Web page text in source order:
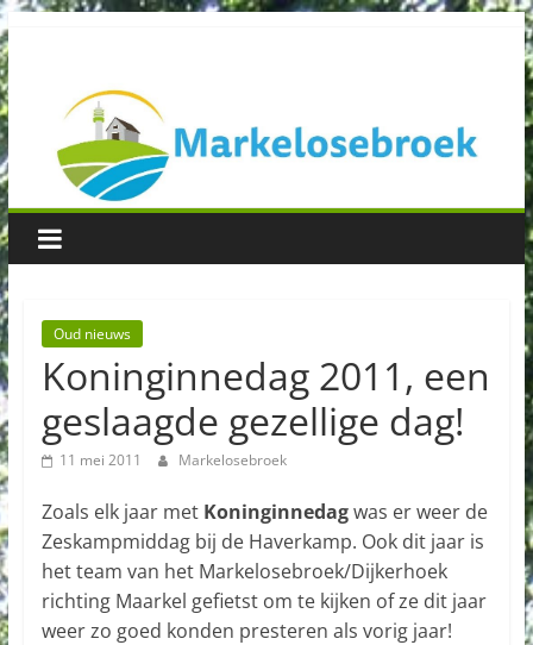
Spring
naar
inhoudBuurtvereniging
Markelosebroek
Oud nieuws
Koninginnedag 2011, een
geslaagde gezellige dag!
11 mei 2011 Markelosebroek
Zoals elk jaar met Koninginnedagwas er weer de
Zeskampmiddag bij de Haverkamp. Ook dit jaar is
het team van het Markelosebroek/Dijkerhoek
richting Maarkel gefietst om te kijken of ze dit jaar
weer zo goed konden presteren als vorig jaar!